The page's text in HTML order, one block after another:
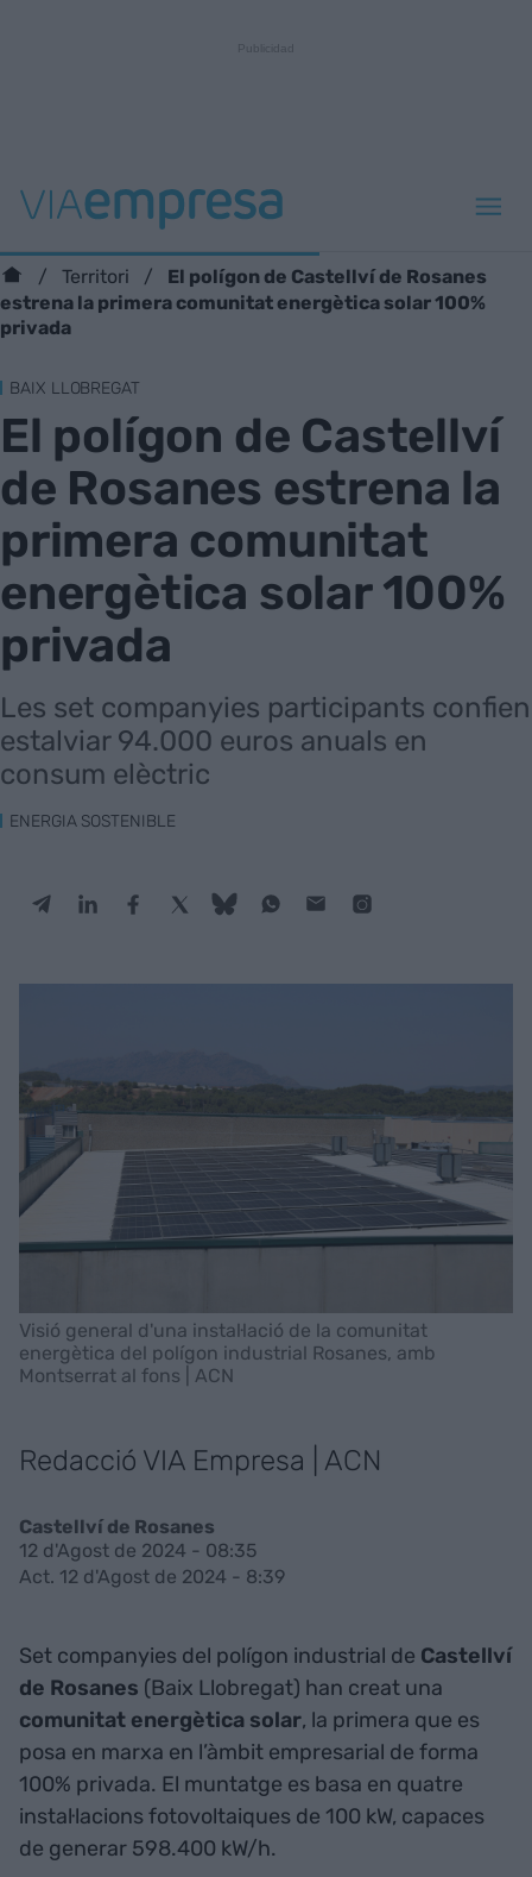
Territori
El polígon de Castellví de Rosanes
estrena la primera comunitat energètica solar 100%
privada
BAIX LLOBREGAT
El polígon de Castellví
de Rosanes estrena la
primera comunitat
energètica solar 100%
privada
Les set companyies participants confien
estalviar 94.000 euros anuals en
consum elèctric
ENERGIA SOSTENIBLE
Visió general d'una instal·lació de la comunitat
energètica del polígon industrial Rosanes, amb
Montserrat al fons | ACN
Redacció VIA Empresa | ACN
Castellví de Rosanes
12 d'Agost de 2024 - 08:35
Act. 12 d'Agost de 2024 - 8:39
Set companyies del polígon industrial de Castellví
de Rosanes (Baix Llobregat) han creat una
comunitat energètica solar, la primera que es
posa en marxa en l’àmbit empresarial de forma
100% privada. El muntatge es basa en quatre
instal·lacions fotovoltaiques de 100 kW, capaces
de generar 598.400 kW/h.